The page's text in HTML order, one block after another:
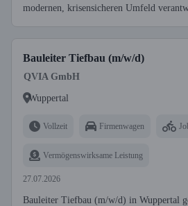
modernen, krisensicheren Umfeld
Bauleiter Tiefbau (m/w/d)
QVIA GmbH
Wuppertal
Vollzeit Firmenwagen
Vermögenswirksame Leistung
27.07.2026
Bauleiter Tiefbau (m/w/d) in Wuppertal